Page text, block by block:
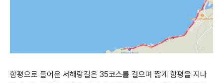
함평으로 들어온 서해랑길은 35코스를 걸으며 짧게 함평을 지나